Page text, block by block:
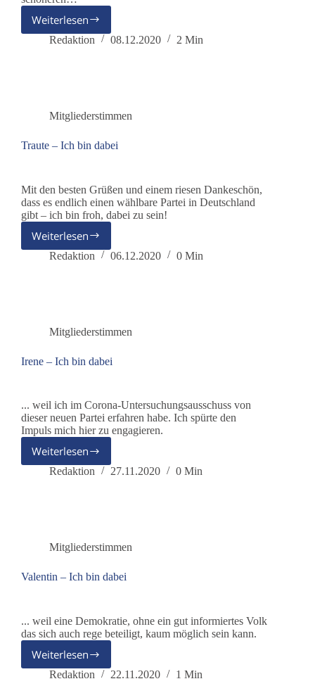
Weiterlesen
Gotmar
Knauff
Redaktion 08.12.2020 2 Min
Mitgliederstimmen
Traute – Ich bin dabei
Mit den besten Grüßen und einem riesen Dankeschön,
dass es endlich einen wählbare Partei in Deutschland
gibt – ich bin froh, dabei zu sein!
Weiterlesen
Traute
–
Redaktion 06.12.2020 0 Min
Mitgliederstimmen
Irene – Ich bin dabei
... weil ich im Corona-Untersuchungsausschuss von
dieser neuen Partei erfahren habe. Ich spürte den
Impuls mich hier zu engagieren.
Weiterlesen
Irene
–
Redaktion 27.11.2020 0 Min
Mitgliederstimmen
Valentin – Ich bin dabei
... weil eine Demokratie, ohne ein gut informiertes Volk
das sich auch rege beteiligt, kaum möglich sein kann.
Weiterlesen
Valentin
–
Redaktion 22.11.2020 1 Min